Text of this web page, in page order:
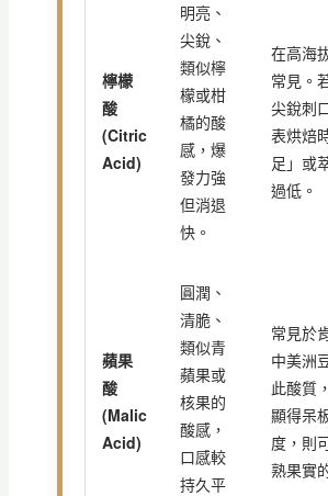
檸檬
酸
(Citric
Acid)
明亮、
尖銳、
類似檸
檬或柑
橘的酸
感，爆
發力強
但消退
快。
在高海
常見。
尖銳刺
表烘焙
足」或
過低。
蘋果
酸
(Malic
Acid)
圓潤、
清脆、
類似青
蘋果或
核果的
酸感，
口感較
持久平
常見於
中美洲
此酸質
顯得呆
度，則
熟果實